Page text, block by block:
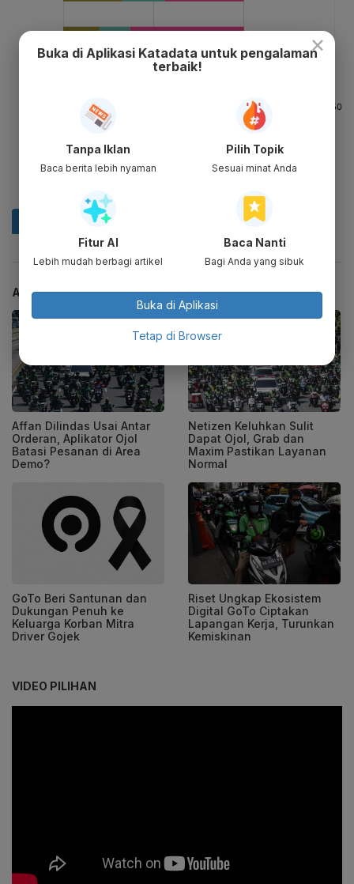
ARTIKEL TERKAIT
Affan Dilindas Usai Antar
Orderan, Aplikator Ojol
Batasi Pesanan di Area
Demo?
Netizen Keluhkan Sulit
Dapat Ojol, Grab dan
Maxim Pastikan Layanan
Normal
GoTo Beri Santunan dan
Dukungan Penuh ke
Keluarga Korban Mitra
Driver Gojek
Riset Ungkap Ekosistem
Digital GoTo Ciptakan
Lapangan Kerja, Turunkan
Kemiskinan
VIDEO PILIHAN
×
Buka di Aplikasi Katadata untuk pengalaman
terbaik!
Tanpa Iklan
Baca berita lebih nyaman
Pilih Topik
Sesuai minat Anda
Fitur AI
Lebih mudah berbagi artikel
Baca Nanti
Bagi Anda yang sibuk
Buka di Aplikasi
Tetap di Browser